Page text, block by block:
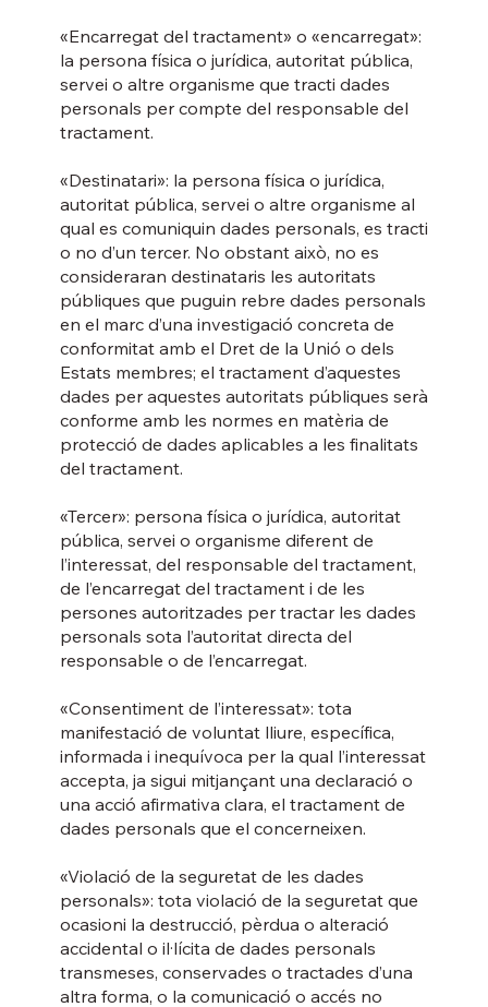
«Encarregat del tractament» o «encarregat»:
la persona física o jurídica, autoritat pública,
servei o altre organisme que tracti dades
personals per compte del responsable del
tractament.
«Destinatari»: la persona física o jurídica,
autoritat pública, servei o altre organisme al
qual es comuniquin dades personals, es tracti
o no d’un tercer. No obstant això, no es
consideraran destinataris les autoritats
públiques que puguin rebre dades personals
en el marc d’una investigació concreta de
conformitat amb el Dret de la Unió o dels
Estats membres; el tractament d’aquestes
dades per aquestes autoritats públiques serà
conforme amb les normes en matèria de
protecció de dades aplicables a les finalitats
del tractament.
«Tercer»: persona física o jurídica, autoritat
pública, servei o organisme diferent de
l’interessat, del responsable del tractament,
de l’encarregat del tractament i de les
persones autoritzades per tractar les dades
personals sota l’autoritat directa del
responsable o de l’encarregat.
«Consentiment de l’interessat»: tota
manifestació de voluntat lliure, específica,
informada i inequívoca per la qual l’interessat
accepta, ja sigui mitjançant una declaració o
una acció afirmativa clara, el tractament de
dades personals que el concerneixen.
«Violació de la seguretat de les dades
personals»: tota violació de la seguretat que
ocasioni la destrucció, pèrdua o alteració
accidental o il·lícita de dades personals
transmeses, conservades o tractades d’una
altra forma, o la comunicació o accés no